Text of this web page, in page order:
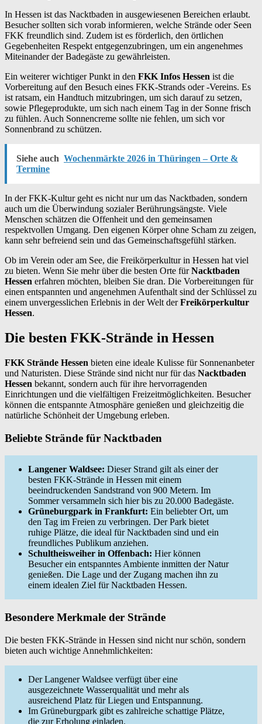
In Hessen ist das Nacktbaden in ausgewiesenen Bereichen erlaubt.
Besucher sollten sich vorab informieren, welche Strände oder Seen
FKK freundlich sind. Zudem ist es förderlich, den örtlichen
Gegebenheiten Respekt entgegenzubringen, um ein angenehmes
Miteinander der Badegäste zu gewährleisten.
Ein weiterer wichtiger Punkt in den FKK Infos Hessen ist die
Vorbereitung auf den Besuch eines FKK-Strands oder -Vereins. Es
ist ratsam, ein Handtuch mitzubringen, um sich darauf zu setzen,
sowie Pflegeprodukte, um sich nach einem Tag in der Sonne frisch
zu fühlen. Auch Sonnencreme sollte nie fehlen, um sich vor
Sonnenbrand zu schützen.
Siehe auch Wochenmärkte 2026 in Thüringen – Orte &
Termine
In der FKK-Kultur geht es nicht nur um das Nacktbaden, sondern
auch um die Überwindung sozialer Berührungsängste. Viele
Menschen schätzen die Offenheit und den gemeinsamen
respektvollen Umgang. Den eigenen Körper ohne Scham zu zeigen,
kann sehr befreiend sein und das Gemeinschaftsgefühl stärken.
Ob im Verein oder am See, die Freikörperkultur in Hessen hat viel
zu bieten. Wenn Sie mehr über die besten Orte fürNacktbaden
Hessen erfahren möchten, bleiben Sie dran. Die Vorbereitungen für
einen entspannten und angenehmen Aufenthalt sind der Schlüssel zu
einem unvergesslichen Erlebnis in der Welt derFreikörperkultur
Hessen.
Die besten FKK-Strände in Hessen
FKK Strände Hessen bieten eine ideale Kulisse für Sonnenanbeter
und Naturisten. Diese Strände sind nicht nur für das Nacktbaden
Hessen bekannt, sondern auch für ihre hervorragenden
Einrichtungen und die vielfältigen Freizeitmöglichkeiten. Besucher
können die entspannte Atmosphäre genießen und gleichzeitig die
natürliche Schönheit der Umgebung erleben.
Beliebte Strände für Nacktbaden
Langener Waldsee: Dieser Strand gilt als einer der
besten FKK-Strände in Hessen mit einem
beeindruckenden Sandstrand von 900 Metern. Im
Sommer versammeln sich hier bis zu 20.000 Badegäste.
Grüneburgpark in Frankfurt: Ein beliebter Ort, um
den Tag im Freien zu verbringen. Der Park bietet
ruhige Plätze, die ideal für Nacktbaden sind und ein
freundliches Publikum anziehen.
Schultheisweiher in Offenbach: Hier können
Besucher ein entspanntes Ambiente inmitten der Natur
genießen. Die Lage und der Zugang machen ihn zu
einem idealen Ziel für Nacktbaden Hessen.
Besondere Merkmale der Strände
Die besten FKK-Strände in Hessen sind nicht nur schön, sondern
bieten auch wichtige Annehmlichkeiten:
Der Langener Waldsee verfügt über eine
ausgezeichnete Wasserqualität und mehr als
ausreichend Platz für Liegen und Entspannung.
Im Grüneburgpark gibt es zahlreiche schattige Plätze,
die zur Erholung einladen.